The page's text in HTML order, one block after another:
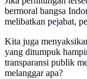
bermoral bangsa
melibatkan pejabat,
Kita juga
yang ditumpuk
transparansi publik
melanggar apa?